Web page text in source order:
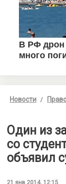
Новости
Один из
со
объявил
21 янв 2014, 12:15